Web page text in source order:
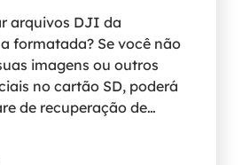
arquivos DJI da
formatada? Se você não
imagens ou outros
no cartão SD, poderá
de recuperação de
SD formatado como